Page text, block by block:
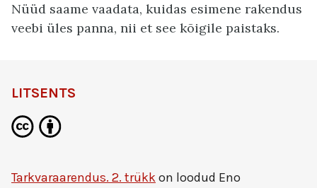
Nüüd saame vaadata, kuidas esimene rakendus
veebi üles panna, nii et see kõigile paistaks.
LITSENTS
Tarkvaraarendus. 2. trükkon loodud Eno